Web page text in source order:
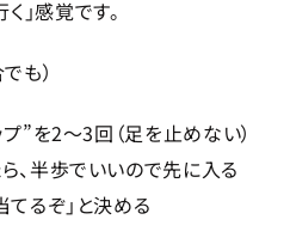
」感覚です。
も）
”を2〜3回（足を止めない）
、半歩でいいので先に入る
るぞ」と決める